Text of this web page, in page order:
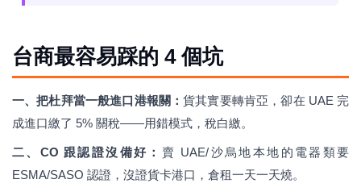
台商最容易踩的 4 個坑
一、把杜拜當一般進口港報關：貨其實要轉肯亞，卻在 UAE 完
成進口繳了 5% 關稅——用錯模式，稅白繳。
二、CO 跟認證沒備好： 賣 UAE/沙烏地本地的電器類要
ESMA/SASO 認證，沒證貨卡港口，倉租一天一天燒。